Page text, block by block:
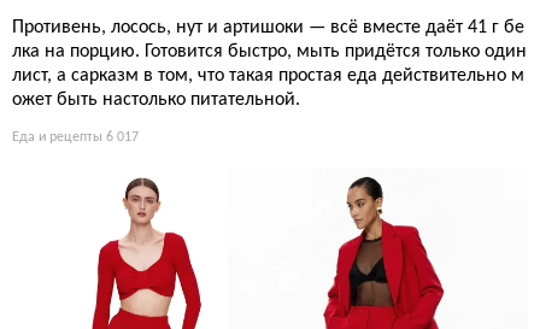
Противень, лосось, нут и артишоки — всё вместе даёт 41 г бе
лка на порцию. Готовится быстро, мыть придётся только один
лист, а сарказм в том, что такая простая еда действительно м
ожет быть настолько питательной.
Еда и рецепты 6 017